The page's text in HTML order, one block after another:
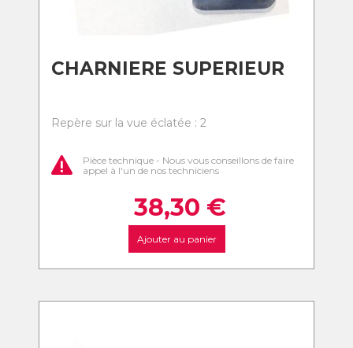
CHARNIERE SUPERIEUR
Repère sur la vue éclatée : 2
Pièce technique - Nous vous conseillons de faire
appel à l'un de nos techniciens
38,30 €
Ajouter au panier